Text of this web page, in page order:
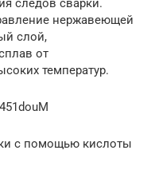
следов сварки.
нержавеющей
слой,
от
температур.
с помощью кислоты